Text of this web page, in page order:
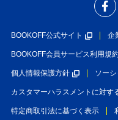
BOOKOFF公式サイト 企
BOOKOFF会員サービス利用規
個人情報保護方針 ソー
カスタマーハラスメントに対す
特定商取引法に基づく表示